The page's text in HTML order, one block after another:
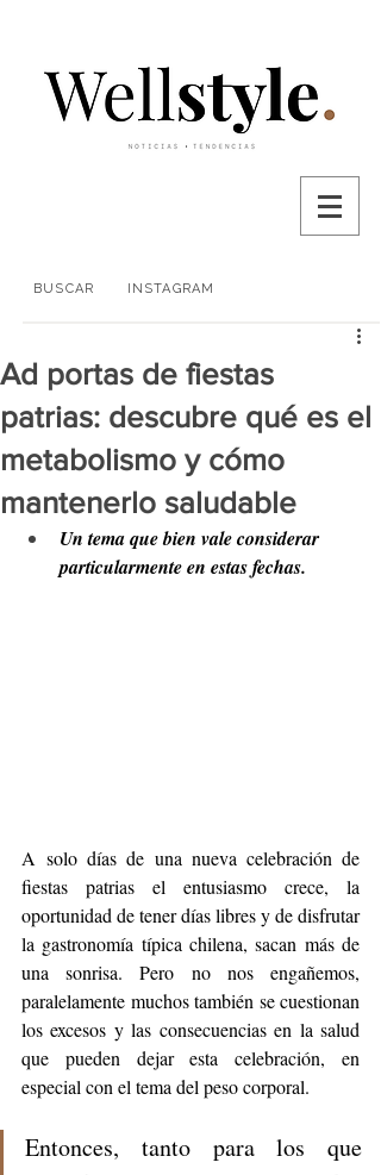
BUSCAR INSTAGRAM
Ad portas de fiestas
patrias: descubre qué es el
metabolismo y cómo
mantenerlo saludable
Un tema que bien vale considerar
particularmente en estas fechas.
A solo días de una nueva celebración de
fiestas patrias el entusiasmo crece, la
oportunidad de tener días libres y de disfrutar
la gastronomía típica chilena, sacan más de
una sonrisa. Pero no nos engañemos,
paralelamente muchos también se cuestionan
los excesos y las consecuencias en la salud
que pueden dejar esta celebración, en
especial con el tema del peso corporal.
Entonces, tanto para los que